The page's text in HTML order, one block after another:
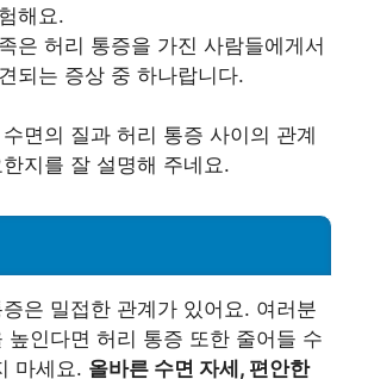
해요.
은 허리 통증을 가진 사람들에게서
되는 증상 중 하나랍니다.
면의 질과 허리 통증 사이의 관계
지를 잘 설명해 주네요.
은 밀접한 관계가 있어요. 여러분
높인다면 허리 통증 또한 줄어들 수
마세요. 올바른 수면 자세, 편안한